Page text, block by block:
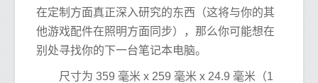
在定制方面真正深入研究的东西（这将与你的其
他游戏配件在照明方面同步），那么你可能想在
别处寻找你的下一台笔记本电脑。
尺寸为 359 毫米 x 259 毫米 x 24.9 毫米（1